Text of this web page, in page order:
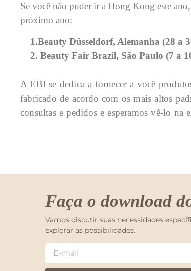
Se você não puder ir a Hong Kong este
próximo ano:
1.Beauty Düsseldorf, Alemanha (28 a
2. Beauty Fair Brazil, São Paulo (7 a
A EBI se dedica a fornecer a você
fabricado de acordo com os mais altos
consultas e pedidos e esperamos vê-lo na
Faça o download
Vamos discutir suas necessidades
explorar as possibilidades.